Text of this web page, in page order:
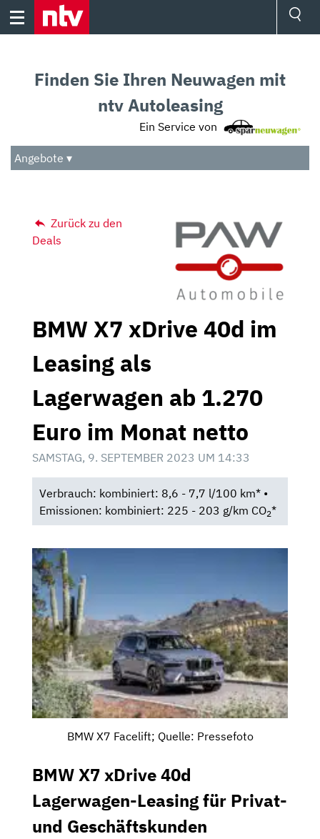
Skip
Audio
Das Beste
Finden Sie Ihren Neuwagen mit
ntv Autoleasing
Ein Service von
Angebote ▾
Zurück zu den
Deals
BMW X7 xDrive 40d im
Leasing als
Lagerwagen ab 1.270
Euro im Monat netto
SAMSTAG, 9. SEPTEMBER 2023 UM 14:33
Verbrauch: kombiniert: 8,6 - 7,7 l/100 km* •
Emissionen: kombiniert: 225 - 203 g/km CO2*
BMW X7 Facelift; Quelle: Pressefoto
BMW X7 xDrive 40d
Lagerwagen-Leasing für Privat-
und Geschäftskunden